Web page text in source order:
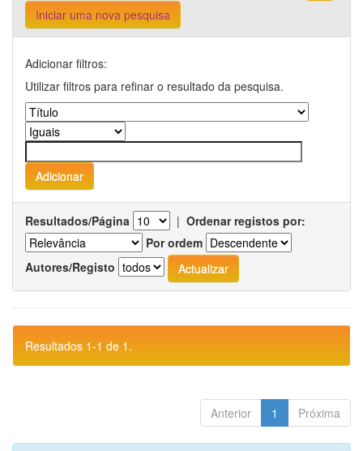
Iniciar uma nova pesquisa
Adicionar filtros:
Utilizar filtros para refinar o resultado da pesquisa.
Resultados/Página | Ordenar registos por:
Por ordem
Autores/Registo
Resultados 1-1 de 1.
Anterior 1 Próxima